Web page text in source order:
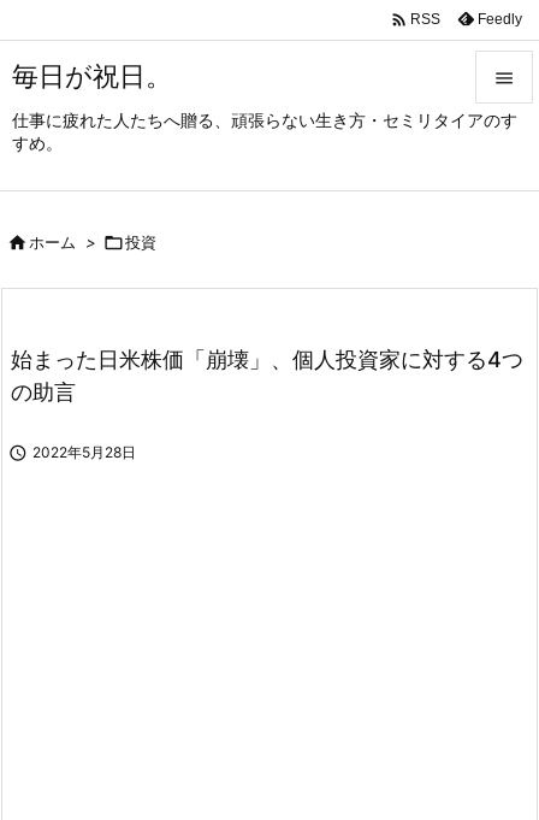
毎日が祝日。
仕事に疲れた人たちへ贈る、頑張らない生き方・セミリタイアのす
すめ。




 RSS Feedly
ホーム > 投資
始まった日米株価「崩壊」、個人投資家に対する4つ
の助言
 2022年5月28日